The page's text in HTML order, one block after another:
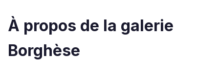
À propos de la galerie
Borghèse